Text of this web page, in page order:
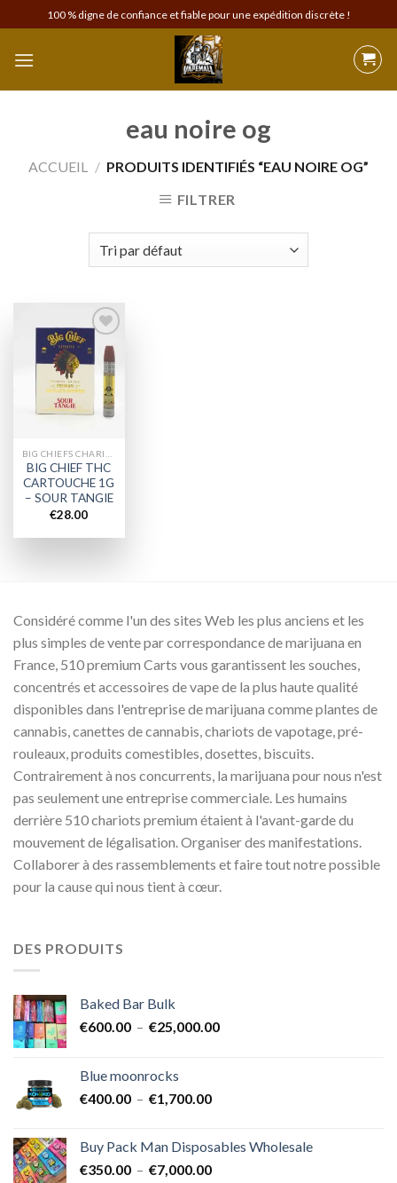
to
content
100 % digne de confiance et fiable pour une expédition discrète !
eau noire og
ACCUEIL / PRODUITS IDENTIFIÉS “EAU NOIRE OG”
FILTRER
Add to
wishlist
BIG CHIEF THC
CARTOUCHE 1G
– SOUR TANGIE
€28.00
Considéré comme l'un des sites Web les plus anciens et les
plus simples de vente par correspondance de marijuana en
France, 510 premium Carts vous garantissent les souches,
concentrés et accessoires de vape de la plus haute qualité
disponibles dans l'entreprise de marijuana comme plantes de
cannabis, canettes de cannabis, chariots de vapotage, pré-
rouleaux, produits comestibles, dosettes, biscuits.
Contrairement à nos concurrents, la marijuana pour nous n'est
pas seulement une entreprise commerciale. Les humains
derrière 510 chariots premium étaient à l'avant-garde du
mouvement de légalisation. Organiser des manifestations.
Collaborer à des rassemblements et faire tout notre possible
pour la cause qui nous tient à cœur.
DES PRODUITS
Baked Bar Bulk
€600.00 – €25,000.00Plage
Blue moonrocks
€400.00 – €1,700.00Plage
€400.00
à
Buy Pack Man Disposables Wholesale
€350.00 – €7,000.00Plage